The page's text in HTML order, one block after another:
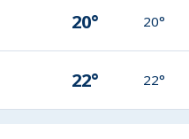
20° 20°
22° 22°